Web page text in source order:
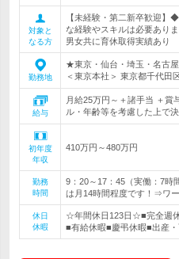
対象と
なる方
【未経験・第二新卒歓迎
な経験やスキルは必要あり
男女共に育休取得実績あり
勤務地
★東京・仙台・埼玉・名古屋
＜東京本社＞ 東京都千代田
給与
月給25万円～＋諸手当 ＋
ル・年齢等を考慮した上で
初年度
年収
410万円～480万円
勤務
時間
9：20～17：45（実働：7時
は月14時間程度です！⇒ワ
休日
休暇
☆年間休日123日☆■完全週
■有給休暇■慶弔休暇■出産・